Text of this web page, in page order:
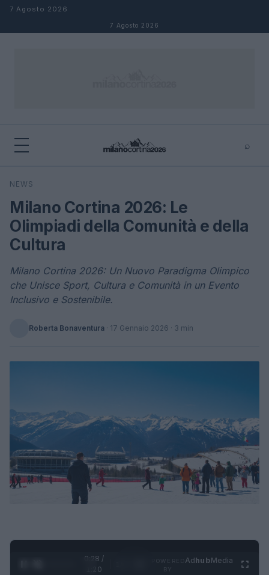
Salta al contenuto
7 Agosto 2026
7 Agosto 2026
⌕
Cerca
NEWS
Milano Cortina 2026: Le
Olimpiadi della Comunità e della
Cultura
Milano Cortina 2026: Un Nuovo Paradigma Olimpico
che Unisce Sport, Cultura e Comunità in un Evento
Inclusivo e Sostenibile.
Roberta Bonaventura · 17 Gennaio 2026 · 3 min
0:29 /
1:20
AdhubMedia